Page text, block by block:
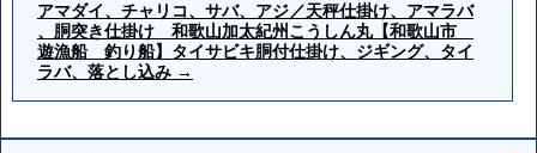
アマダイ、チャリコ、サバ、アジ／天秤仕掛け、アマラバ
、胴突き仕掛け 和歌山加太紀州こうしん丸【和歌山市
遊漁船 釣り船】タイサビキ胴付仕掛け、ジギング、タイ
ラバ、落とし込み →